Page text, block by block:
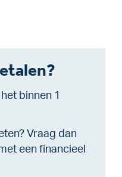
binnen 1
Vraag dan
een financieel